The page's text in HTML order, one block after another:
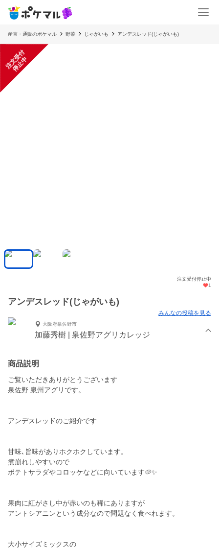
産直・通販のポケマル 野菜 じゃがいも アンデスレッド(じゃがいも)
注
文
受
付
停
止
中
注文受付停止中
1
アンデスレッド(じゃがいも)
みんなの投稿を見る
大阪府泉佐野市
加藤秀樹 | 泉佐野アグリカレッジ
商品説明
ご覧いただきありがとうございます
泉佐野 泉州アグリです。
アンデスレッドのご紹介です
甘味､旨味がありホクホクしています。
煮崩れしやすいので
ポテトサラダやコロッケなどに向いています🥔✨
果肉に紅がさし中が赤いのも稀にありますが
アントシアニンという成分なので問題なく食べれます。
大小サイズミックスの